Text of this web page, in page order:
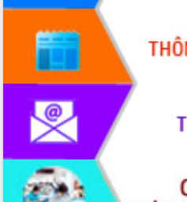
quốc phòng, quân sự địa phương năm
Đắk Lắk tập trung toàn lực khắc phục
tồn tại IUU, sẵn sàng làm việc với
Đoàn thanh tra EC
Chủ tịch UBND tỉnh Tạ Anh Tuấn thăm,
chúc mừng các bệnh viện nhân Ngày
Thầy thuốc Việt Nam
Rộn ràng lễ hội truyền thống Sông
nước Đà Nông lần thứ I năm 2026
Kỳ họp Chuyên đề lần thứ Năm, HĐND